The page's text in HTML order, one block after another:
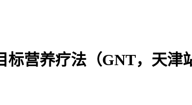
营养疗法（GNT，天津